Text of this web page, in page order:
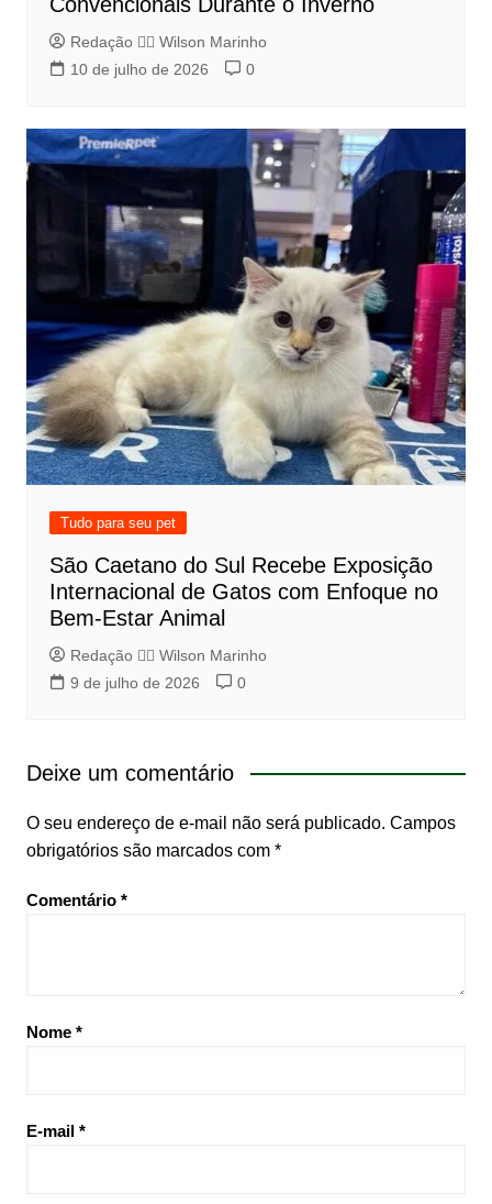
Redação 👨‍⚖️​ Wilson Marinho
10 de julho de 2026
0
Tudo para seu pet
São Caetano do Sul Recebe Exposição
Internacional de Gatos com Enfoque no
Bem-Estar Animal
Redação 👨‍⚖️​ Wilson Marinho
9 de julho de 2026
0
Deixe um comentário
O seu endereço de e-mail não será publicado. Campos
obrigatórios são marcados com *
Comentário *
Nome *
E-mail *